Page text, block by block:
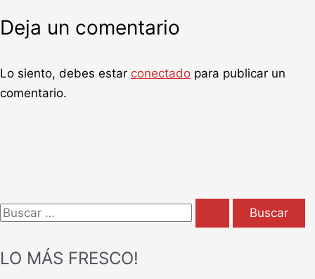
Deja un comentario
Lo siento, debes estar conectado para publicar un
comentario.
B
LO MÁS FRESCO!